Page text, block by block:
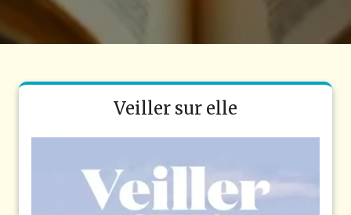
Veiller sur elle